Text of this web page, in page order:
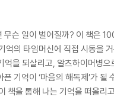
슨 일이 벌어질까? 이 책은
억의 타임머신에 직접 시동을
을 되살리고, 알츠하이머병
기억이 ‘마음의 해독제’가
책을 통해 나는 기억을 떠올
것인가에 관한 일이자, 우리가